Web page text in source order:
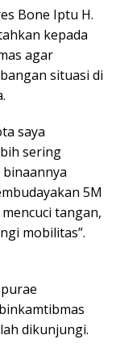
Bone Iptu H.
kepada
agar
situasi di
saya
sering
5M
tangan,
mobilitas”.
dikunjungi.